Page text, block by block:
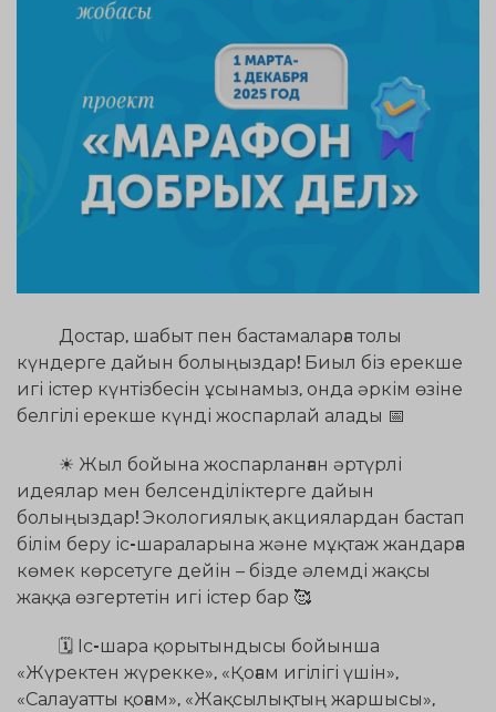
Достар, шабыт пен бастамаларға толы
күндерге дайын болыңыздар! Биыл біз ерекше
игі істер күнтізбесін ұсынамыз, онда әркім өзіне
белгілі ерекше күнді жоспарлай алады 📅
☀ Жыл бойына жоспарланған әртүрлі
идеялар мен белсенділіктерге дайын
болыңыздар! Экологиялық акциялардан бастап
білім беру іс-шараларына және мұқтаж жандарға
көмек көрсетуге дейін – бізде әлемді жақсы
жаққа өзгертетін игі істер бар 🥰
🗓Іс-шара қорытындысы бойынша
«Жүректен жүрекке», «Қоғам игілігі үшін»,
«Салауатты қоғам», «Жақсылықтың жаршысы»,